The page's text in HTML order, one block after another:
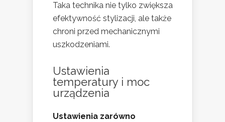
Taka technika nie tylko zwiększa
efektywność stylizacji, ale także
chroni przed mechanicznymi
uszkodzeniami.
Ustawienia
temperatury i moc
urządzenia
Ustawienia zarówno